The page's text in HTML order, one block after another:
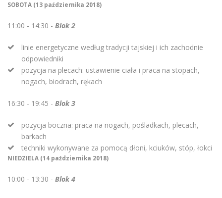
SOBOTA (13 października 2018)
11:00 - 14:30 - Blok 2
linie energetyczne według tradycji tajskiej i ich zachodnie
odpowiedniki
pozycja na plecach: ustawienie ciała i praca na stopach,
nogach, biodrach, rękach
16:30 - 19:45 - Blok 3
pozycja boczna: praca na nogach, pośladkach, plecach,
barkach
techniki wykonywane za pomocą dłoni, kciuków, stóp, łokci
NIEDZIELA (14 października 2018)
10:00 - 13:30 - Blok 4